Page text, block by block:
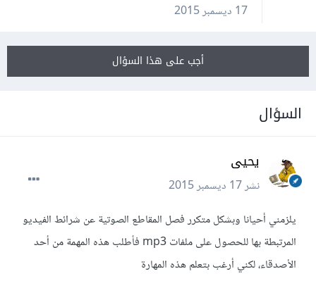
17 ديسمبر 2015
أجب على هذا السؤال
السؤال
يحيى
نشر17 ديسمبر 2015
يلزمني أحيانا وبشكل متكرر فصل المقاطع الصوتية عن شرائط الفيديو
المرتبطة بها للحصول على ملفات mp3 فأطلب هذه المهمة من أحد
الأصدقاء، لكني أرغب بتعلم هذه المهارة